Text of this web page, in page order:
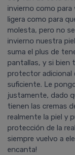
invierno como
ligera como para
molesta, pero no
invierno nuestra
suma el plus de
pantallas, y si bien
protector adicional
suficiente. Le
justamente, dado
tienen las cremas
realmente la piel y
protección de la
siempre vuelvo a
encanta!